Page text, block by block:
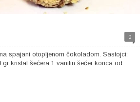
0
spajani otopljenom čokoladom. Sastojci:
gr kristal šećera 1 vanilin šećer korica od